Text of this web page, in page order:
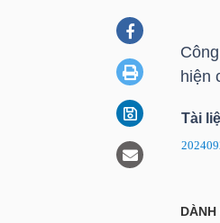
hiện
Tài